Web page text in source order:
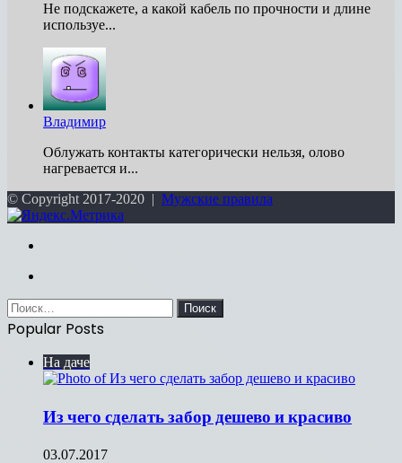
Не подскажете, а какой кабель по прочности и длине
используе...
Владимир
Облужать контакты категорически нельзя, олово
нагревается и...
© Copyright 2017-2020 | Мужские правила
«Наверх»
Закрыть
Найти:
Popular Posts
На даче
Из чего сделать забор дешево и красиво
03.07.2017